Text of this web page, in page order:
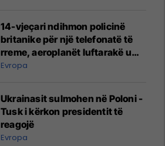
14-vjeçari ndihmon policinë
britanike për një telefonatë të
rreme, aeroplanët luftarakë u
ngritën në ajër për të
Mançesterit
Evropa
Ukrainasit sulmohen në Poloni -
Tusk i kërkon presidentit të
reagojë
Evropa